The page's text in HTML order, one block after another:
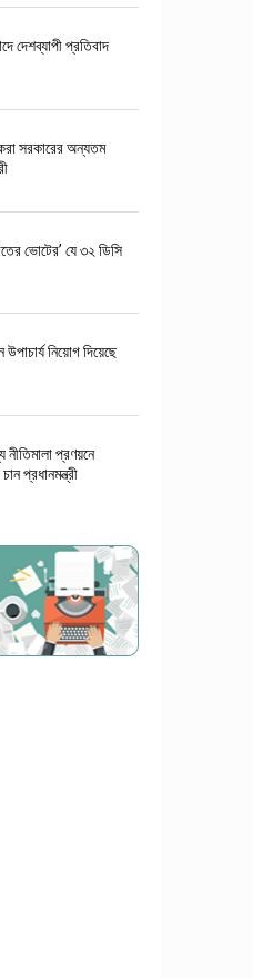
দেশব্যাপী প্রতিবাদ
করা সরকারের অন্যতম
ভোটের’ যে ৩২ ডিসি
নিয়োগ দিয়েছে
নীতিমালা প্রণয়নে
প্রধানমন্ত্রী